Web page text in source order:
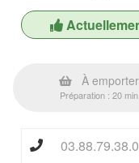
À emporter
Préparation : 20 min